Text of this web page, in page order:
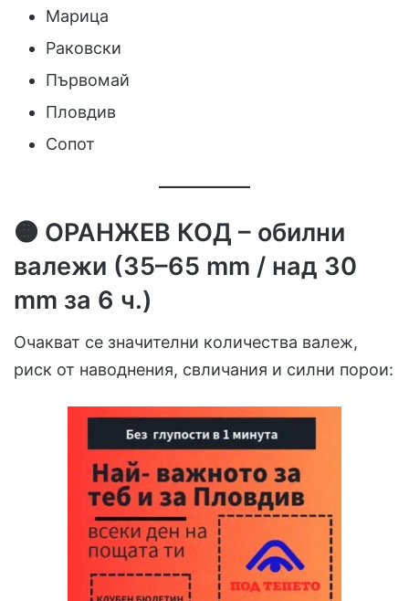
Марица
Раковски
Първомай
Пловдив
Сопот
🟠 ОРАНЖЕВ КОД – обилни
валежи (35–65 mm / над 30
mm за 6 ч.)
Очакват се значителни количества валеж,
риск от наводнения, свличания и силни порои: